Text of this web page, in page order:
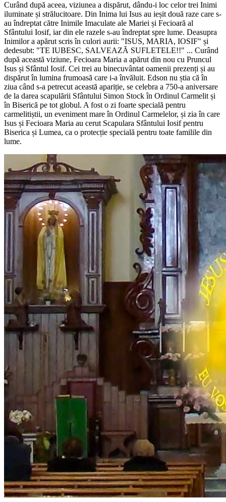
Curând după aceea, viziunea a dispărut, dându-i loc celor trei Inimi
iluminate și strălucitoare. Din Inima lui Isus au ieșit două raze care s-
au îndreptat către Inimile Imaculate ale Mariei și Fecioară al
Sfântului Iosif, iar din ele razele s-au îndreptat spre lume. Deasupra
Inimilor a apărut scris în culori aurii: "ISUS, MARIA, IOSIF" și
dedesubt: "TE IUBESC, SALVEAZĂ SUFLETELE!!" ... Curând
după această viziune, Fecioara Maria a apărut din nou cu Pruncul
Isus și Sfântul Iosif. Cei trei au binecuvântat oamenii prezenți și au
dispărut în lumina frumoasă care i-a învăluit. Edson nu știa că în
ziua când s-a petrecut această apariție, se celebra a 750-a aniversare
de la darea scapulării Sfântului Simon Stock în Ordinul Carmelit și
în Biserică pe tot globul. A fost o zi foarte specială pentru
carmelitiștii, un eveniment mare în Ordinul Carmelelor, și zia în care
Isus și Fecioara Maria au cerut Scapulara Sfântului Iosif pentru
Biserica și Lumea, ca o protecție specială pentru toate familile din
lume.